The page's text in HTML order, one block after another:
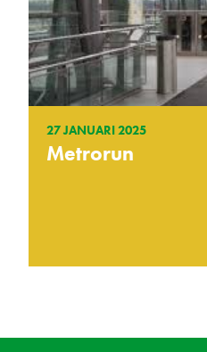
27 JANUARI 2025
Metrorun